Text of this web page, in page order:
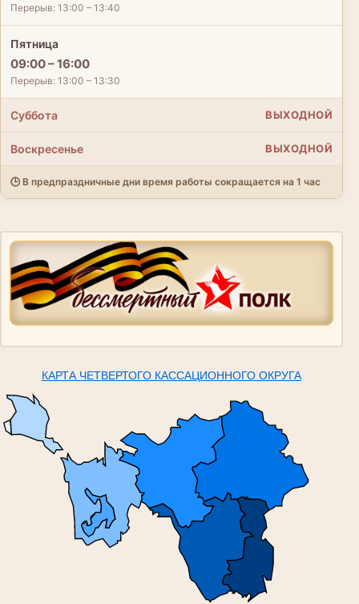
Перерыв: 13:00 – 13:40
Пятница
09:00 – 16:00
Перерыв: 13:00 – 13:30
Суббота ВЫХОДНОЙ
Воскресенье ВЫХОДНОЙ
🕒 В предпраздничные дни время работы сокращается на 1 час
КАРТА ЧЕТВЕРТОГО КАССАЦИОННОГО ОКРУГА